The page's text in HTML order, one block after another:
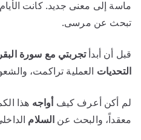
ماسة إلى معنى جديد. كانت
تبحث عن مرسى.
قبل أن أبدأتجربتي مع سورة
التحديات العملية تراكمت،
لم أكن أعرف كيفأواجه هذا
معقداً، والبحث عن السلام